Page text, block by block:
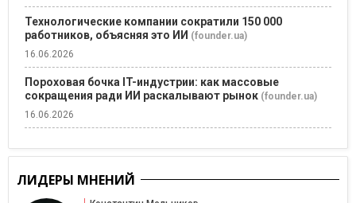
Технологические компании сократили 150 000
работников, объясняя это ИИ (founder.ua)
16.06.2026
Пороховая бочка IT-индустрии: как массовые
сокращения ради ИИ раскалывают рынок (founder.ua)
16.06.2026
ЛИДЕРЫ МНЕНИЙ